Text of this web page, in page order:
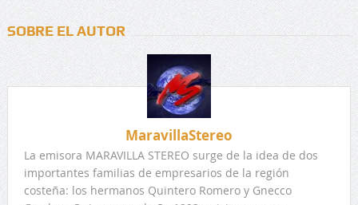
SOBRE EL AUTOR
MaravillaStereo
La emisora MARAVILLA STEREO surge de la idea de dos
importantes familias de empresarios de la región
costeña: los hermanos Quintero Romero y Gnecco